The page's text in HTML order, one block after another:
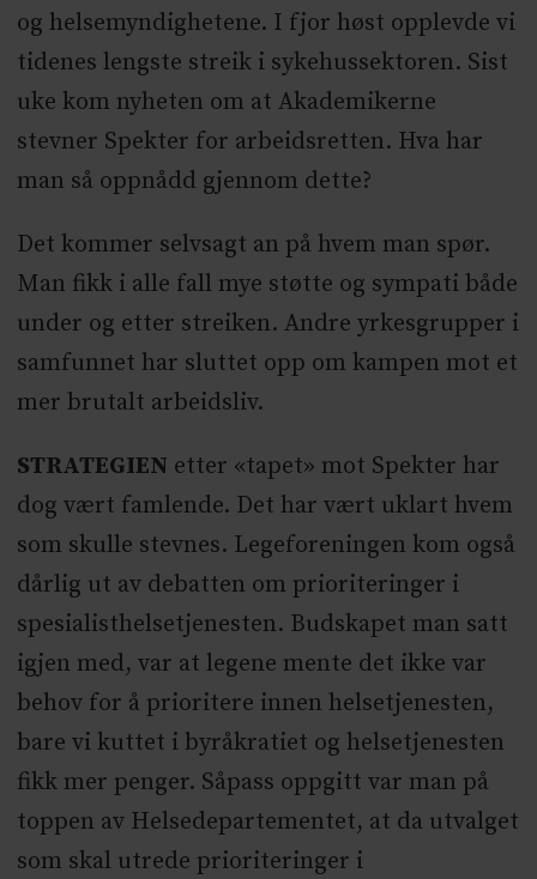
og helsemyndighetene. I fjor høst opplevde vi
tidenes lengste streik i sykehussektoren. Sist
uke kom nyheten om at Akademikerne
stevner Spekter for arbeidsretten. Hva har
man så oppnådd gjennom dette?
Det kommer selvsagt an på hvem man spør.
Man fikk i alle fall mye støtte og sympati både
under og etter streiken. Andre yrkesgrupper i
samfunnet har sluttet opp om kampen mot et
mer brutalt arbeidsliv.
STRATEGIEN etter «tapet» mot Spekter har
dog vært famlende. Det har vært uklart hvem
som skulle stevnes. Legeforeningen kom også
dårlig ut av debatten om prioriteringer i
spesialisthelsetjenesten. Budskapet man satt
igjen med, var at legene mente det ikke var
behov for å prioritere innen helsetjenesten,
bare vi kuttet i byråkratiet og helsetjenesten
fikk mer penger. Såpass oppgitt var man på
toppen av Helsedepartementet, at da utvalget
som skal utrede prioriteringer i